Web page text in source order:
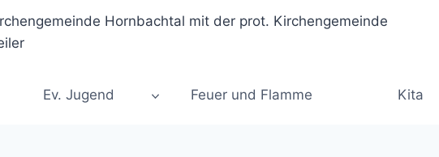
Ev. Jugend Feuer und Flamme Kita